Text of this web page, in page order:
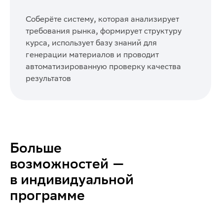
Соберёте систему, которая анализирует
требования рынка, формирует структуру
курса, использует базу знаний для
генерации материалов и проводит
автоматизированную проверку качества
результатов
Больше
возможностей —
в индивидуальной
программе